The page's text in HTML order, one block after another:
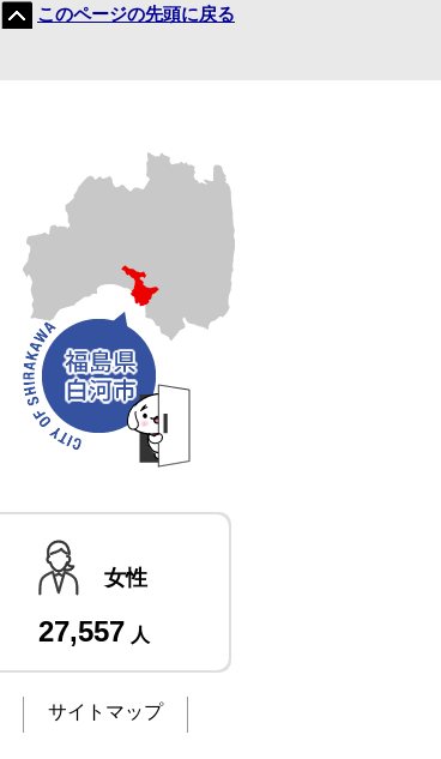
このページの先頭に戻る
女性
27,557 人
サイトマップ